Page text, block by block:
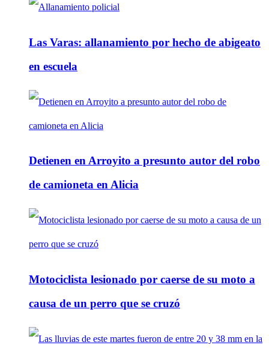
Las Varas: allanamiento por hecho de abigeato
en escuela
Detienen en Arroyito a presunto autor del robo
de camioneta en Alicia
Motociclista lesionado por caerse de su moto a
causa de un perro que se cruzó